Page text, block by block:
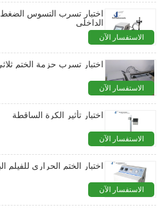
اختبار تسرب التسوس
الداخلي
الاستفسار الآن
اختبار تسرب حزمة الختم
الاستفسار الآن
اختبار تأثير الكرة الساقطة
الاستفسار الآن
اختبار الختم الحراري للفيلم
الاستفسار الآن